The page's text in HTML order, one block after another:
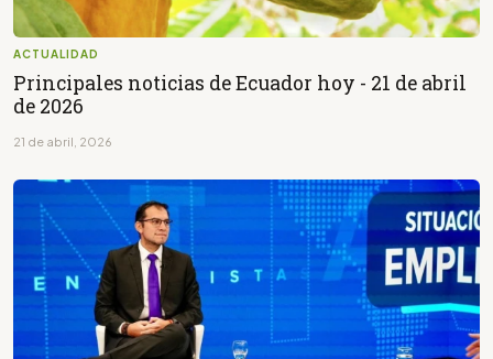
ACTUALIDAD
Principales noticias de Ecuador hoy - 21 de abril
de 2026
21 de abril, 2026